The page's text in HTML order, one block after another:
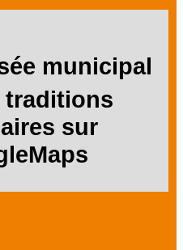
municipal
traditions
sur